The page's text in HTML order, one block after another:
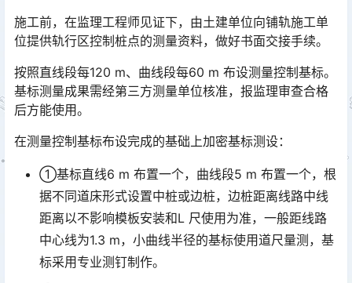
施工前，在监理工程师见证下，由土建单位向铺轨施工单
位提供轨行区控制桩点的测量资料，做好书面交接手续。
按照直线段每120 m、曲线段每60 m 布设测量控制基标。
基标测量成果需经第三方测量单位核准，报监理审查合格
后方能使用。
在测量控制基标布设完成的基础上加密基标测设：
①基标直线6 m 布置一个，曲线段5 m 布置一个，根
据不同道床形式设置中桩或边桩，边桩距离线路中线
距离以不影响模板安装和L 尺使用为准，一般距线路
中心线为1.3 m，小曲线半径的基标使用道尺量测，基
标采用专业测钉制作。󠅅󠅃󠄵󠅂󠄪󠇖󠆨󠆨󠇕󠆞󠆒󠅬󠇘󠆭󠆘󠇙󠆝󠅵󠇗󠆭󠆁󠄐󠇗󠅹󠅸󠇖󠆍󠅳󠇖󠅹󠅰󠇖󠆌󠅹